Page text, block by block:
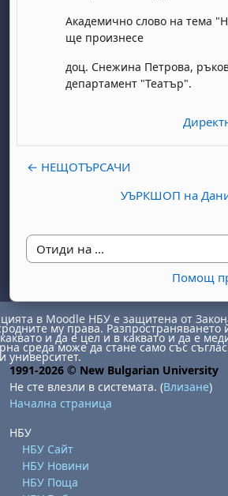
Академично слово на тема
ще произнесе
доц. Снежина Петрова,
департамент "Театър".
← НЕЩОТЪРСАЧИ
УЪРКШОП на
Отиди на ...
Помощ
6 август
август8 август
неделя, 9 август
август
август
15 август
неделя, 16 август
август
август
22 август
неделя, 23 август
август
август
29 август
неделя, 30 август
в Moodle НБУ е защитена от
му права. Разпространяването
и да е цел и в каквато и да е
среда може да стане само със
университет.
1991-2026 © New Bulgarian University
Не сте влезли в системата. (Влизане)
Начална страница
НБУ
НБУ Сайт
НБУ Новини
НБУ Поща